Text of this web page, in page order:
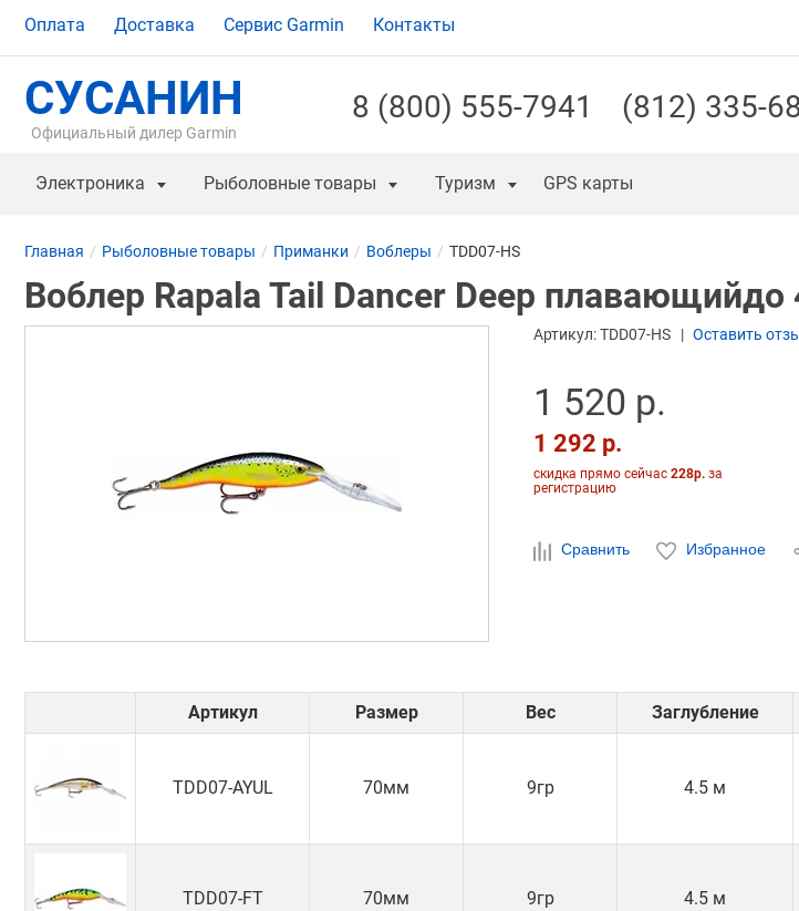
Оплата Доставка Сервис Garmin Контакты
СУСАНИН
Официальный дилер Garmin
8 (800) 555-7941 (812) 335-
Электроника Рыболовные товары Туризм GPS карты
Главная Рыболовные товары Приманки Воблеры TDD07-HS
Воблер Rapala Tail Dancer Deep плавающийдо
Артикул:TDD07-HS Оставить
1 520 р.
1 292 р.
скидка прямо сейчас 228р. за
регистрацию
Сравнить Избранное
Артикул Размер Вес Заглубление
TDD07-AYUL 70мм 9гр 4.5 м
TDD07-FT 70мм 9гр 4.5 м